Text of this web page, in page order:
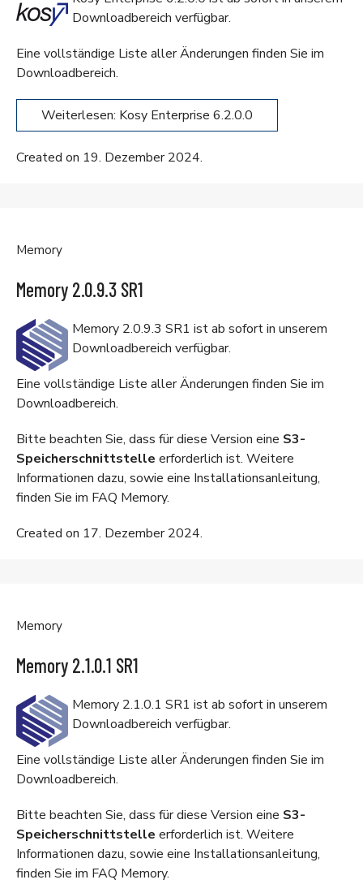
Downloadbereich verfügbar.
Eine vollständige Liste aller Änderungen finden Sie im
Downloadbereich.
Weiterlesen: Kosy Enterprise 6.2.0.0
Created on 19. Dezember 2024.
Memory
Memory 2.0.9.3 SR1
Memory 2.0.9.3 SR1 ist ab sofort in unserem
Downloadbereich verfügbar.
Eine vollständige Liste aller Änderungen finden Sie im
Downloadbereich.
Bitte beachten Sie, dass für diese Version eine S3-
Speicherschnittstelle erforderlich ist. Weitere
Informationen dazu, sowie eine Installationsanleitung,
finden Sie im FAQ Memory.
Created on 17. Dezember 2024.
Memory
Memory 2.1.0.1 SR1
Memory 2.1.0.1 SR1 ist ab sofort in unserem
Downloadbereich verfügbar.
Eine vollständige Liste aller Änderungen finden Sie im
Downloadbereich.
Bitte beachten Sie, dass für diese Version eine S3-
Speicherschnittstelle erforderlich ist. Weitere
Informationen dazu, sowie eine Installationsanleitung,
finden Sie im FAQ Memory.